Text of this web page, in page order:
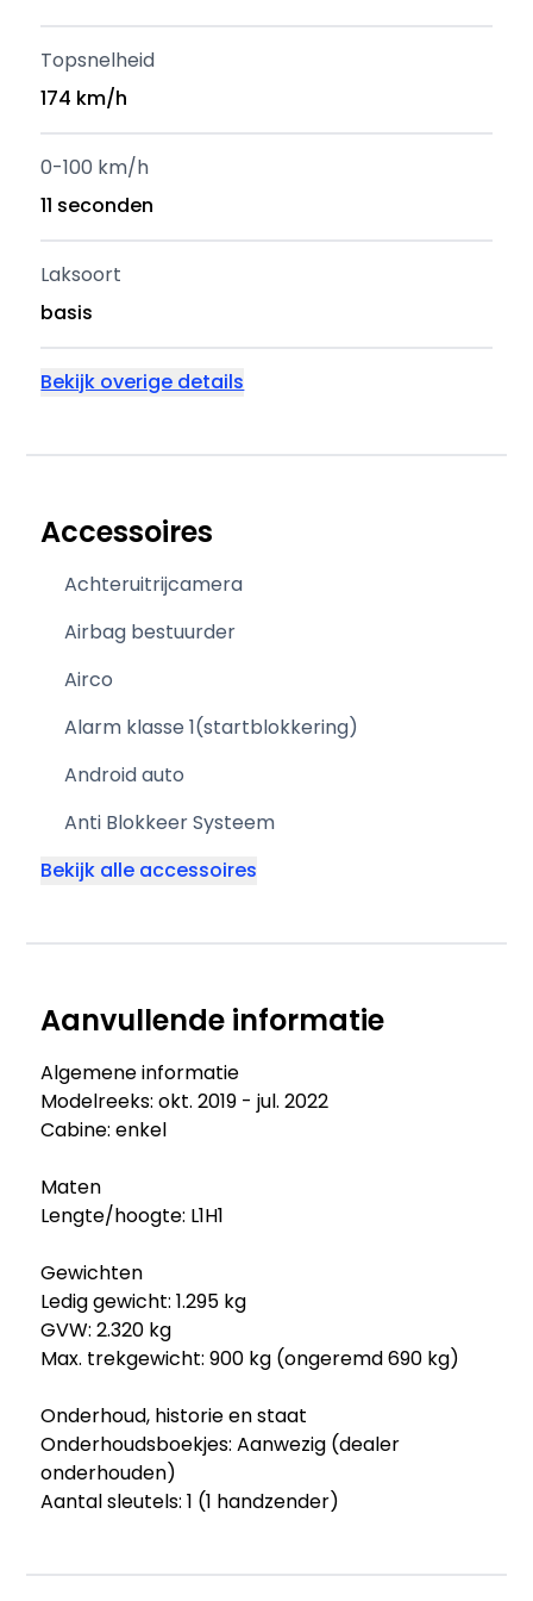
Topsnelheid
174 km/h
0-100 km/h
11 seconden
Laksoort
basis
Bekijk overige details
Accessoires
Achteruitrijcamera
Airbag bestuurder
Airco
Alarm klasse 1(startblokkering)
Android auto
Anti Blokkeer Systeem
Bekijk alle accessoires
Aanvullende informatie
Algemene informatie
Modelreeks: okt. 2019 - jul. 2022
Cabine: enkel
Maten
Lengte/hoogte: L1H1
Gewichten
Ledig gewicht: 1.295 kg
GVW: 2.320 kg
Max. trekgewicht: 900 kg (ongeremd 690 kg)
Onderhoud, historie en staat
Onderhoudsboekjes: Aanwezig (dealer
onderhouden)
Aantal sleutels: 1 (1 handzender)